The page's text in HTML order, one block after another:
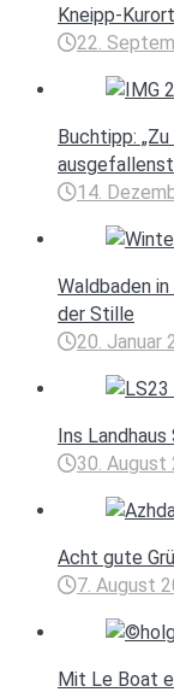
Kneipp-
22.
Buchtipp:
14.
Waldbaden
der Stille
20. Januar
Ins
30. August
Acht gute
7. August
Mit Le Boat